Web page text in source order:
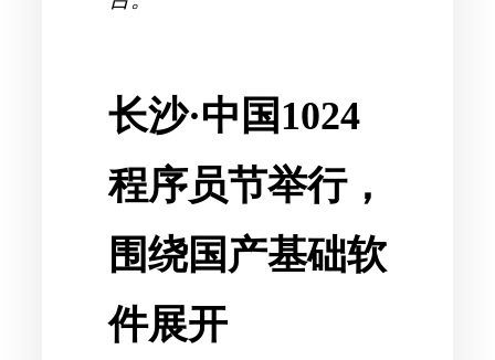
长沙·中国1024
程序员节举行，
围绕国产基础软
件展开